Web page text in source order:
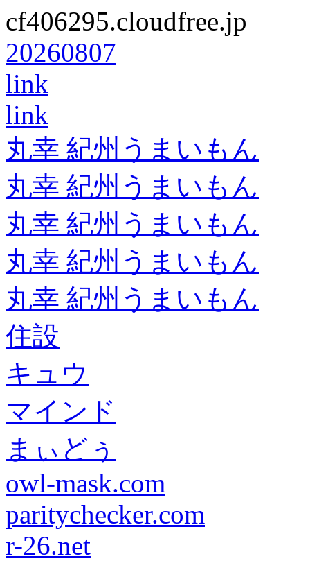
cf406295.cloudfree.jp
20260807
link
link
丸幸 紀州うまいもん
丸幸 紀州うまいもん
丸幸 紀州うまいもん
丸幸 紀州うまいもん
丸幸 紀州うまいもん
住設
キュウ
マインド
まぃどぅ
owl-mask.com
paritychecker.com
r-26.net